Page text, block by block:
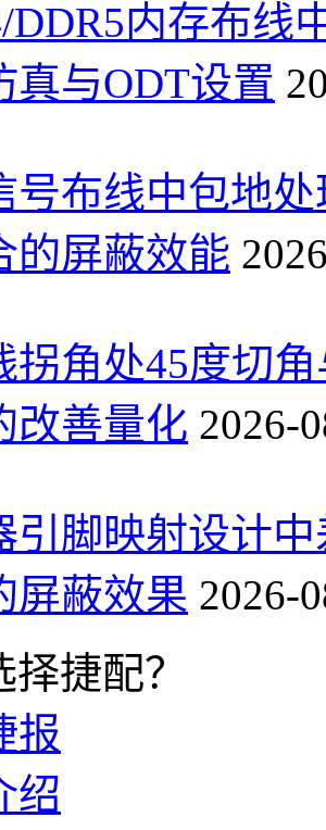
DDR5内存布线
真与ODT设置
号布线中包地
的屏蔽效能
拐角处45度切
改善量化 2026-
引脚映射设计
屏蔽效果 2026-
捷配？
报
绍